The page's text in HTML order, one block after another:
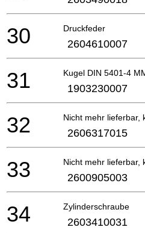
Druckfeder
30 2604610007
Kugel DIN 5401-4
31 1903230007
Nicht mehr lieferbar,
32 2606317015
Nicht mehr lieferbar,
33 2600905003
Zylinderschraube
34 2603410031